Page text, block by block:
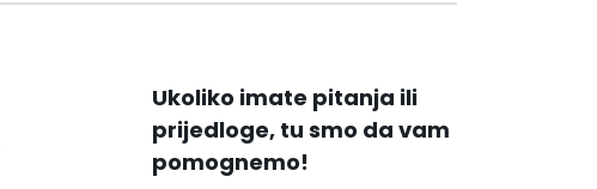
Ukoliko imate pitanja ili
prijedloge, tu smo da vam
pomognemo!